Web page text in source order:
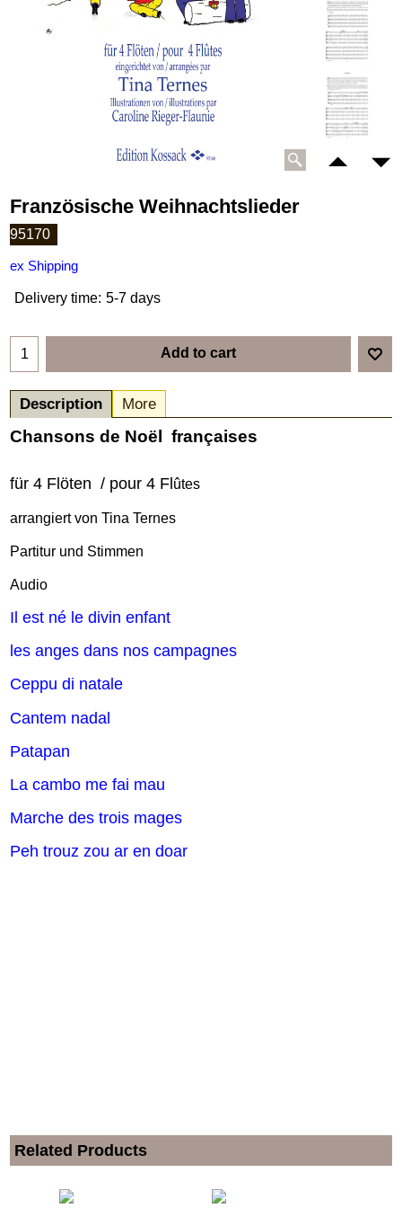
Französische Weihnachtslieder
95170
ex Shipping
Delivery time: 5-7 days
Add to cart
Description More
Chansons de Noël françaises
für 4 Flöten / pour 4 Fl ûtes
arrangiert von Tina Ternes
Partitur und Stimmen
Audio
Il est né le divin enfant
les anges dans nos campagnes
Ceppu di natale
Cantem nadal
Patapan
La cambo me fai mau
Marche des trois mages
Peh trouz zou ar en doar
Related Products